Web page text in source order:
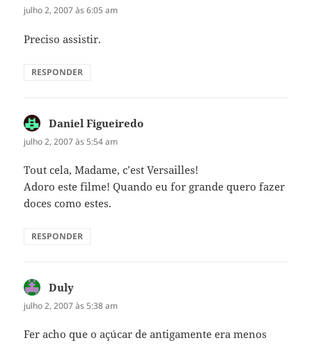
julho 2, 2007 às 6:05 am
Preciso assistir.
RESPONDER
Daniel Figueiredo
julho 2, 2007 às 5:54 am
Tout cela, Madame, c’est Versailles!
Adoro este filme! Quando eu for grande quero fazer
doces como estes.
RESPONDER
Duly
julho 2, 2007 às 5:38 am
Fer acho que o açúcar de antigamente era menos